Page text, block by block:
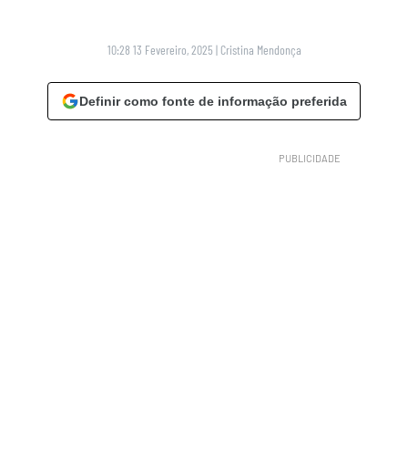
10:28 13 Fevereiro, 2025 | Cristina Mendonça
Definir como fonte de informação preferida